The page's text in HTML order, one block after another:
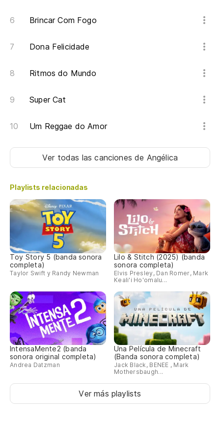
Brincar Com Fogo
Dona Felicidade
Ritmos do Mundo
Super Cat
Um Reggae do Amor
Ver todas las cancionesde Angélica
Playlists relacionadas
Toy Story 5 (banda sonora
completa)
Taylor Swift y Randy Newman
Lilo & Stitch (2025) (banda
sonora completa)
Elvis Presley, Dan Romer, Mark
Keali'i Ho'omalu...
IntensaMente2 (banda
sonora original completa)
Andrea Datzman
Una Película de Minecraft
(Banda sonora completa)
Jack Black, BENEE , Mark
Mothersbaugh...
Ver más playlists